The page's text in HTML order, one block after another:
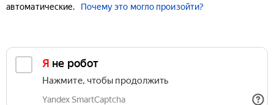
автоматические.
Почему это могло произойти?
Я не робот
Нажмите, чтобы продолжить
Yandex SmartCaptcha